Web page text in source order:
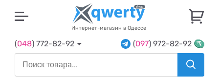
Интернет-магазин в Одессе
(048) 772-82-92 (097) 972-82-92